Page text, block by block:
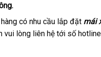
có nhu cầu lắp đặt mái
vui lòng liên hệ tới số